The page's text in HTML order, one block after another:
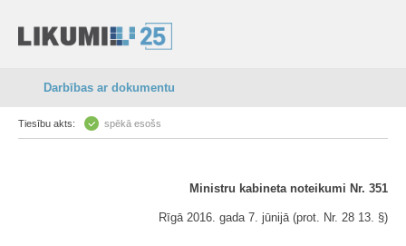
Darbības ar dokumentu
Tiesību akts: spēkā esošs
Ministru kabineta noteikumi Nr. 351
Rīgā 2016. gada 7. jūnijā (prot. Nr. 28 13. §)